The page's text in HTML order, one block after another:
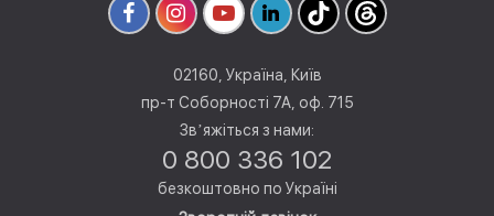
02160, Україна, Київ
пр-т Соборності 7А, оф. 715
Звʼяжіться з нами:
0 800 336 102
безкоштовно по Україні